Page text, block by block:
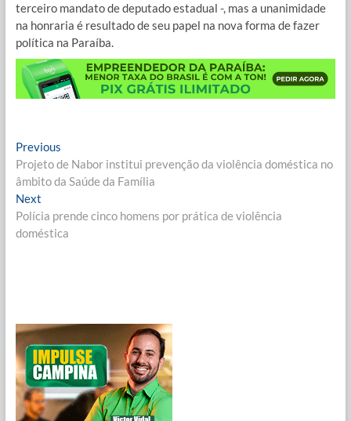
terceiro mandato de deputado estadual -, mas a unanimidade
na honraria é resultado de seu papel na nova forma de fazer
política na Paraíba.
Navegação
de
Post
PreviousPrevious
post:
Projeto de Nabor institui prevenção da violência doméstica no
âmbito da Saúde da Família
NextNext
post:
Polícia prende cinco homens por prática de violência
doméstica